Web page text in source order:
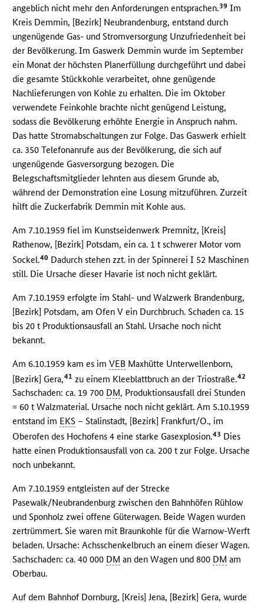
angeblich nicht mehr den Anforderungen entsprachen.39 Im
Kreis Demmin, [Bezirk] Neubrandenburg, entstand durch
ungenügende Gas- und Stromversorgung Unzufriedenheit bei
der Bevölkerung. Im Gaswerk Demmin wurde im September
ein Monat der höchsten Planerfüllung durchgeführt und dabei
die gesamte Stückkohle verarbeitet, ohne genügende
Nachlieferungen von Kohle zu erhalten. Die im Oktober
verwendete Feinkohle brachte nicht genügend Leistung,
sodass die Bevölkerung erhöhte Energie in Anspruch nahm.
Das hatte Stromabschaltungen zur Folge. Das Gaswerk erhielt
ca. 350 Telefonanrufe aus der Bevölkerung, die sich auf
ungenügende Gasversorgung bezogen. Die
Belegschaftsmitglieder lehnten aus diesem Grunde ab,
während der Demonstration eine Losung mitzuführen. Zurzeit
hilft die Zuckerfabrik Demmin mit Kohle aus.
Am 7.10.1959 fiel im Kunstseidenwerk Premnitz, [Kreis]
Rathenow, [Bezirk] Potsdam, ein ca. 1 t schwerer Motor vom
Sockel.40 Dadurch stehen zzt. in der Spinnerei I 52 Maschinen
still. Die Ursache dieser Havarie ist noch nicht geklärt.
Am 7.10.1959 erfolgte im Stahl- und Walzwerk Brandenburg,
[Bezirk] Potsdam, am Ofen V ein Durchbruch. Schaden ca. 15
bis 20 t Produktionsausfall an Stahl. Ursache noch nicht
bekannt.
Am 6.10.1959 kam es imVEB Maxhütte Unterwellenborn,
[Bezirk] Gera,41 zu einem Kleeblattbruch an der Triostraße.42
Sachschaden: ca. 19 700 DM, Produktionsausfall drei Stunden
= 60 t Walzmaterial. Ursache noch nicht geklärt. Am 5.10.1959
entstand im EKS – Stalinstadt, [Bezirk] Frankfurt/O., im
Oberofen des Hochofens 4 eine starke Gasexplosion.43 Dies
hatte einen Produktionsausfall von ca. 200 t zur Folge. Ursache
noch unbekannt.
Am 7.10.1959 entgleisten auf der Strecke
Pasewalk/Neubrandenburg zwischen den Bahnhöfen Rühlow
und Sponholz zwei offene Güterwagen. Beide Wagen wurden
zertrümmert. Sie waren mit Braunkohle für die Warnow-Werft
beladen. Ursache: Achsschenkelbruch an einem dieser Wagen.
Sachschaden: ca. 40 000 DM an den Wagen und 800 DM am
Oberbau.
Auf dem Bahnhof Dornburg, [Kreis] Jena, [Bezirk] Gera, wurde